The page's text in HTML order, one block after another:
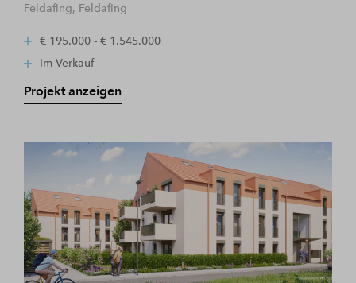
Feldafing, Feldafing
€ 195.000 - € 1.545.000
Im Verkauf
Projekt anzeigen